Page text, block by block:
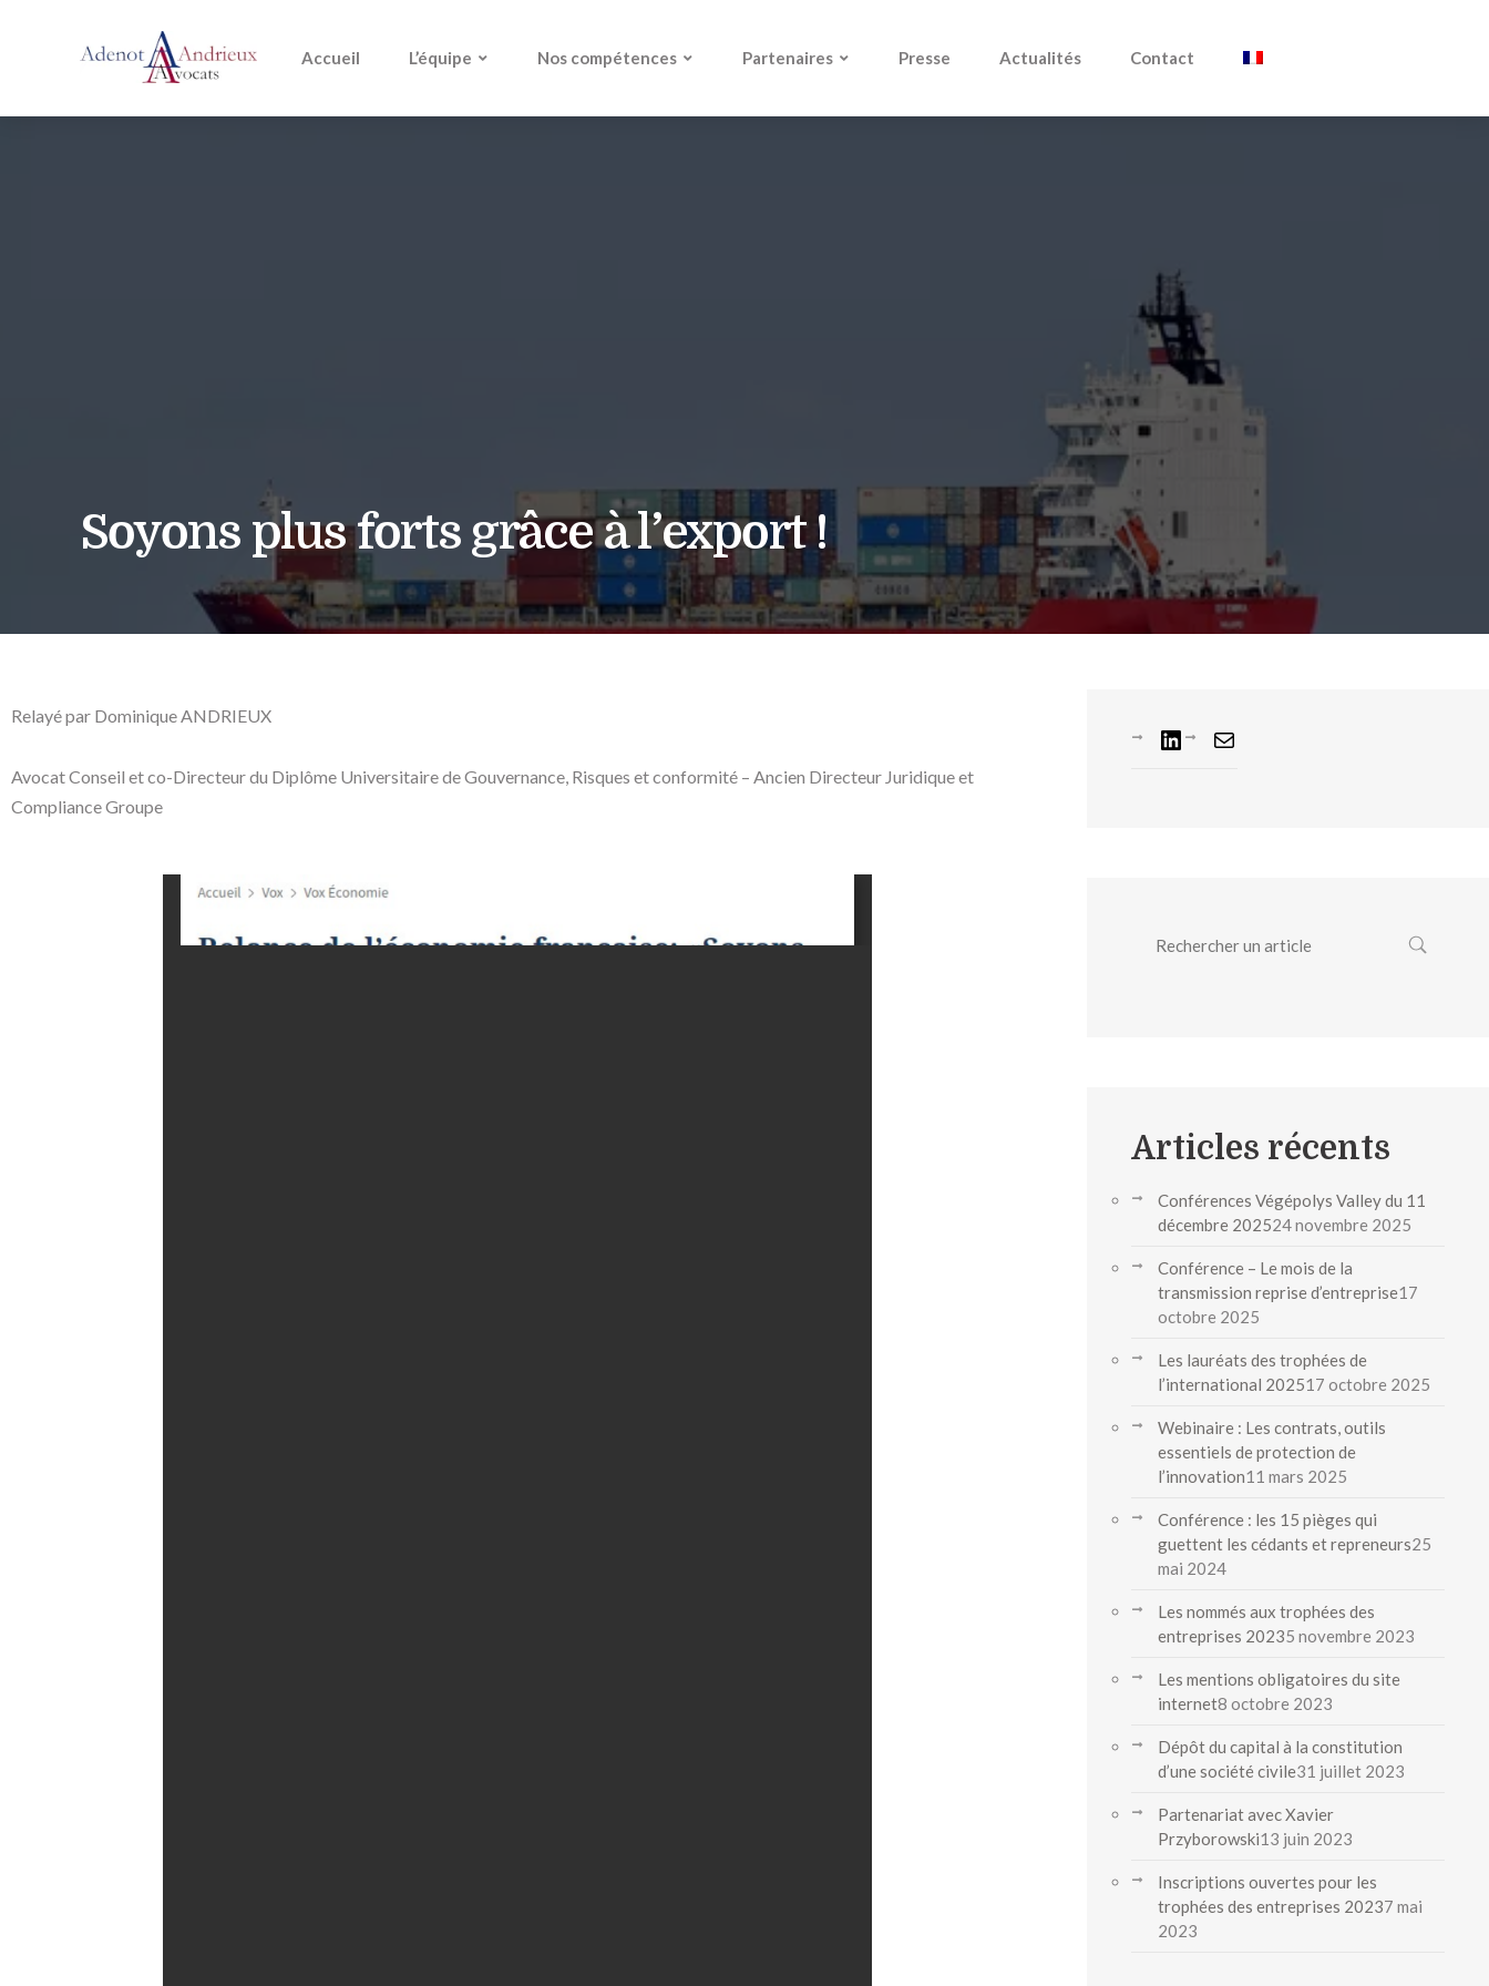
Accueil L’équipe Nos compétences Partenaires Presse Actualités Contact
Soyons plus forts grâce à l’export !
Relayé par Dominique ANDRIEUX
Avocat Conseil et co-Directeur du Diplôme Universitaire de Gouvernance, Risques et conformité – Ancien Directeur Juridique et
Compliance Groupe
Articles récents
Conférences Végépolys Valley du 11
décembre 202524 novembre 2025
Conférence – Le mois de la
transmission reprise d’entreprise17
octobre 2025
Les lauréats des trophées de
l’international 202517 octobre 2025
Webinaire : Les contrats, outils
essentiels de protection de
l’innovation11 mars 2025
Conférence : les 15 pièges qui
guettent les cédants et repreneurs25
mai 2024
Les nommés aux trophées des
entreprises 20235 novembre 2023
Les mentions obligatoires du site
internet8 octobre 2023
Dépôt du capital à la constitution
d’une société civile31 juillet 2023
Partenariat avec Xavier
Przyborowski13 juin 2023
Inscriptions ouvertes pour les
trophées des entreprises 20237 mai
2023